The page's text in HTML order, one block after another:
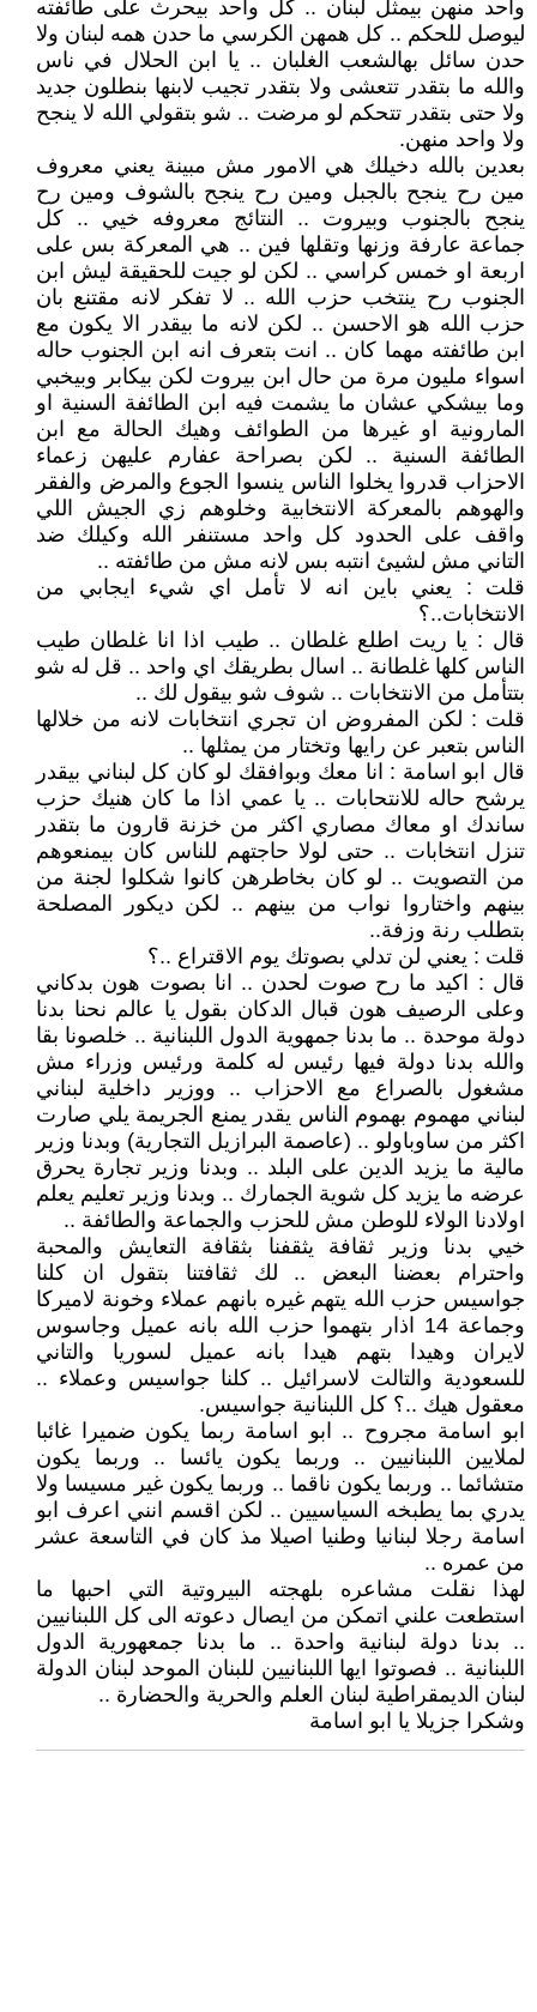
واحد منهن بيمثل لبنان .. كل واحد بيحرث على طائفته
ليوصل للحكم .. كل همهن الكرسي ما حدن همه لبنان ولا
حدن سائل بهالشعب الغلبان .. يا ابن الحلال في ناس
والله ما بتقدر تتعشى ولا بتقدر تجيب لابنها بنطلون جديد
ولا حتى بتقدر تتحكم لو مرضت .. شو بتقولي الله لا ينجح
ولا واحد منهن.
بعدين بالله دخيلك هي الامور مش مبينة يعني معروف
مين رح ينجح بالجبل ومين رح ينجح بالشوف ومين رح
ينجح بالجنوب وبيروت .. النتائج معروفه خيي .. كل
جماعة عارفة وزنها وتقلها فين .. هي المعركة بس على
اربعة او خمس كراسي .. لكن لو جيت للحقيقة ليش ابن
الجنوب رح ينتخب حزب الله .. لا تفكر لانه مقتنع بان
حزب الله هو الاحسن .. لكن لانه ما بيقدر الا يكون مع
ابن طائفته مهما كان .. انت بتعرف انه ابن الجنوب حاله
اسواء مليون مرة من حال ابن بيروت لكن بيكابر وبيخبي
وما بيشكي عشان ما يشمت فيه ابن الطائفة السنية او
المارونية او غيرها من الطوائف وهيك الحالة مع ابن
الطائفة السنية .. لكن بصراحة عفارم عليهن زعماء
الاحزاب قدروا يخلوا الناس ينسوا الجوع والمرض والفقر
والهوهم بالمعركة الانتخابية وخلوهم زي الجيش اللي
واقف على الحدود كل واحد مستنفر الله وكيلك ضد
التاني مش لشيئ انتبه بس لانه مش من طائفته ..
قلت : يعني باين انه لا تأمل اي شيء ايجابي من
الانتخابات..؟
قال : يا ريت اطلع غلطان .. طيب اذا انا غلطان طيب
الناس كلها غلطانة .. اسال بطريقك اي واحد .. قل له شو
بتتأمل من الانتخابات .. شوف شو بيقول لك ..
قلت : لكن المفروض ان تجري انتخابات لانه من خلالها
الناس بتعبر عن رايها وتختار من يمثلها ..
قال ابو اسامة : انا معك وبوافقك لو كان كل لبناني بيقدر
يرشح حاله للانتحابات .. يا عمي اذا ما كان هنيك حزب
ساندك او معاك مصاري اكثر من خزنة قارون ما بتقدر
تنزل انتخابات .. حتى لولا حاجتهم للناس كان بيمنعوهم
من التصويت .. لو كان بخاطرهن كانوا شكلوا لجنة من
بينهم واختاروا نواب من بينهم .. لكن ديكور المصلحة
بتطلب رنة وزفة..
قلت : يعني لن تدلي بصوتك يوم الاقتراع ..؟
قال : اكيد ما رح صوت لحدن .. انا بصوت هون بدكاني
وعلى الرصيف هون قبال الدكان بقول يا عالم نحنا بدنا
دولة موحدة .. ما بدنا جمهوية الدول اللبنانية .. خلصونا بقا
والله بدنا دولة فيها رئيس له كلمة ورئيس وزراء مش
مشغول بالصراع مع الاحزاب .. ووزير داخلية لبناني
لبناني مهموم بهموم الناس يقدر يمنع الجريمة يلي صارت
اكثر من ساوباولو .. (عاصمة البرازيل التجارية) وبدنا وزير
مالية ما يزيد الدين على البلد .. وبدنا وزير تجارة يحرق
عرضه ما يزيد كل شوية الجمارك .. وبدنا وزير تعليم يعلم
اولادنا الولاء للوطن مش للحزب والجماعة والطائفة ..
خيي بدنا وزير ثقافة يثقفنا بثقافة التعايش والمحبة
واحترام بعضنا البعض .. لك ثقافتنا بتقول ان كلنا
جواسيس حزب الله يتهم غيره بانهم عملاء وخونة لاميركا
وجماعة 14 اذار بتهموا حزب الله بانه عميل وجاسوس
لايران وهيدا بتهم هيدا بانه عميل لسوريا والتاني
للسعودية والتالت لاسرائيل .. كلنا جواسيس وعملاء ..
معقول هيك ..؟ كل اللبنانية جواسيس.
ابو اسامة مجروح .. ابو اسامة ربما يكون ضميرا غائبا
لملايين اللبنانيين .. وربما يكون يائسا .. وربما يكون
متشائما .. وربما يكون ناقما .. وربما يكون غير مسيسا ولا
يدري بما يطبخه السياسيين .. لكن اقسم انني اعرف ابو
اسامة رجلا لبنانيا وطنيا اصيلا مذ كان في التاسعة عشر
من عمره ..
لهذا نقلت مشاعره بلهجته البيروتية التي احبها ما
استطعت علني اتمكن من ايصال دعوته الى كل اللبنانيين
.. بدنا دولة لبنانية واحدة .. ما بدنا جمعهورية الدول
اللبنانية .. فصوتوا ايها اللبنانيين للبنان الموحد لبنان الدولة
لبنان الديمقراطية لبنان العلم والحرية والحضارة ..
وشكرا جزيلا يا ابو اسامة